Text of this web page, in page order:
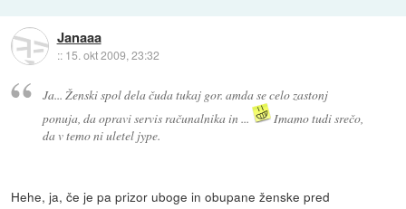
Janaaa
:: 15. okt 2009, 23:32
Ja... Ženski spol dela čuda tukaj gor. amda se celo zastonj
ponuja, da opravi servis računalnika in ...
Imamo tudi srečo,
da v temo ni uletel jype.
Hehe, ja, če je pa prizor uboge in obupane ženske pred